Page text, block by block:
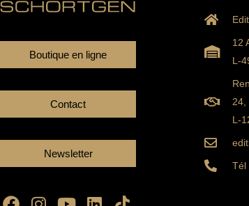
Boutique en ligne
Contact
Newsletter
12
L-
24,
L-
Tél